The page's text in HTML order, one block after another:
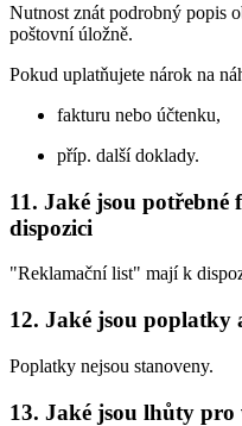
Nutnost znát podrobný popis
poštovní úložně.
Pokud uplatňujete nárok na
fakturu nebo účtenku,
příp. další doklady.
11. Jaké jsou
dispozici
"Reklamační list" mají k
12. Jaké jsou poplatky
Poplatky nejsou stanoveny.
13. Jaké jsou lhůty pro